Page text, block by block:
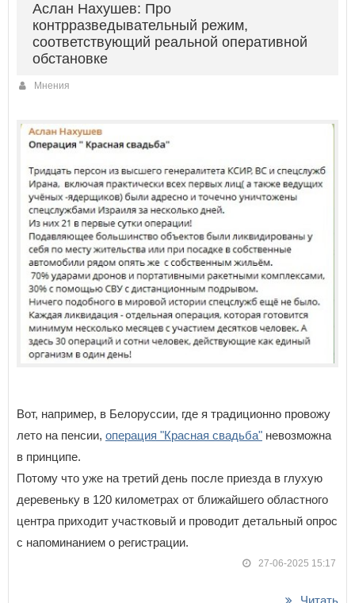
Аслан Нахушев: Про
контрразведывательный режим,
соответствующий реальной оперативной
обстановке
Мнения
Вот, например, в Белоруссии, где я традиционно провожу
лето на пенсии, операция "Красная свадьба" невозможна
в принципе.
Потому что уже на третий день после приезда в глухую
деревеньку в 120 километрах от ближайшего областного
центра приходит участковый и проводит детальный опрос
с напоминанием о регистрации.
27-06-2025 15:17
Читать